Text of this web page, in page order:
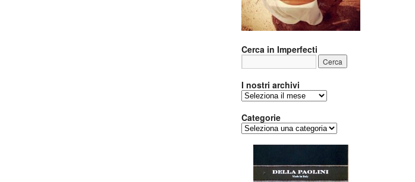
Cerca in Imperfecti
I nostri archivi
archivi
Categorie
Categorie